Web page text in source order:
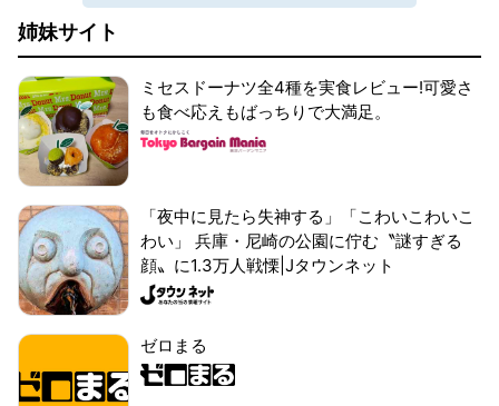
姉妹サイト
ミセスドーナツ全4種を実食レビュー!可愛さ
も食べ応えもばっちりで大満足。
「夜中に見たら失神する」「こわいこわいこ
わい」 兵庫・尼崎の公園に佇む〝謎すぎる
顔〟に1.3万人戦慄|Jタウンネット
ゼロまる